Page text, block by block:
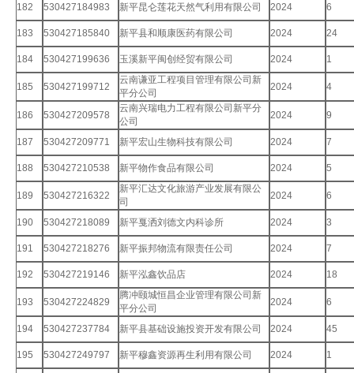
182 530427184983 新平昆仑莲花天然气利用有限公司 2024 6
183 530427185840 新平县和顺康医药有限公司 2024 24
184 530427199636 玉溪新平闽创经贸有限公司 2024 1
185 530427199712
云南谦亚工程项目管理有限公司新
平分公司
2024 4
186 530427209578
云南兴瑞电力工程有限公司新平分
公司
2024 9
187 530427209771 新平宏山生物科技有限公司 2024 7
188 530427210538 新平物作食品有限公司 2024 5
189 530427216322
新平汇达文化旅游产业发展有限公
司
2024 6
190 530427218089 新平戛洒刘德文内科诊所 2024 3
191 530427218276 新平振邦物流有限责任公司 2024 7
192 530427219146 新平泓鑫饮品店 2024 18
193 530427224829
腾冲颐城恒昌企业管理有限公司新
平分公司
2024 6
194 530427237784 新平县基础设施投资开发有限公司 2024 45
195 530427249797 新平穆鑫资源再生利用有限公司 2024 1